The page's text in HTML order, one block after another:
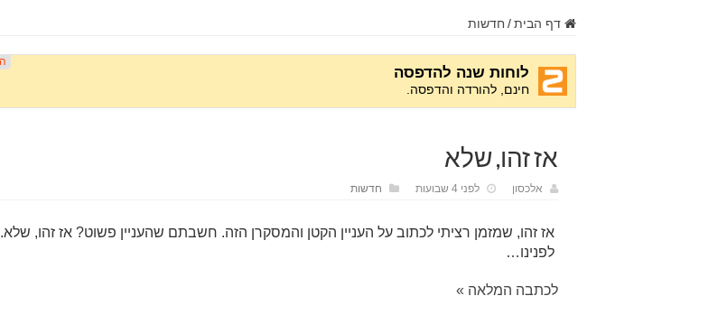
דף הבית/ חדשות
אז זהו, שלא
אלכסון לפני 4 שבועות חדשות
אז זהו, שמזמן רציתי לכתוב על העניין הקטן והמסקרן הזה. חשבתם שהעניין פשוט? אז זהו, שלא.
לפנינו…
לכתבה המלאה »